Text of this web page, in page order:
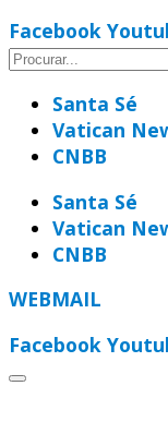
Facebook
Santa Sé
Vatican
CNBB
Santa Sé
Vatican
CNBB
WEBMAIL
Facebook